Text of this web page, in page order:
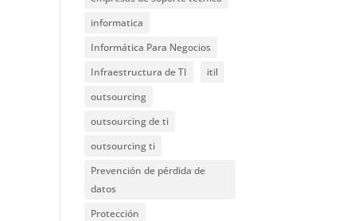
informatica
Informática Para Negocios
Infraestructura de TI
itil
outsourcing
outsourcing de ti
outsourcing ti
Prevención de pérdida de
datos
Protección